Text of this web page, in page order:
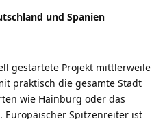
und Spanien
gestartete Projekt mittlerweile
praktisch die gesamte Stadt
wie Hainburg oder das
Europäischer Spitzenreiter ist